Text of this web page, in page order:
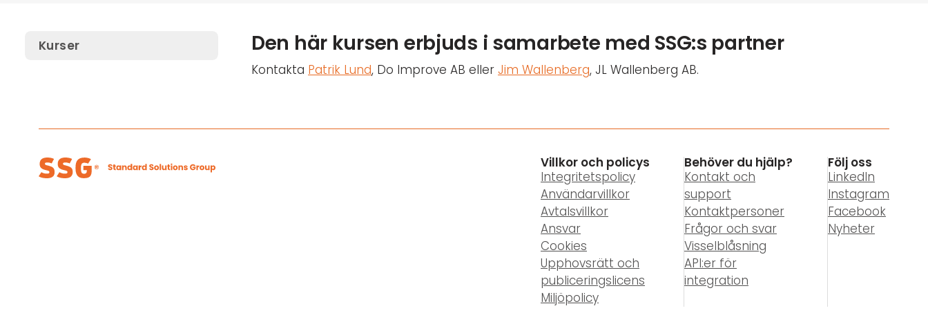
Kurser Den här kursen erbjuds i samarbete med SSG:s partner
Kontakta Patrik Lund, Do Improve AB eller Jim Wallenberg, JL Wallenberg AB.
Villkor och policys
Integritetspolicy
Användarvillkor
Avtalsvillkor
Ansvar
Cookies
Upphovsrätt och
publiceringslicens
Miljöpolicy
Behöver du hjälp?
Kontakt och
support
Kontaktpersoner
Frågor och svar
Visselblåsning
API:er för
integration
Följ oss
LinkedIn
Instagram
Facebook
Nyheter